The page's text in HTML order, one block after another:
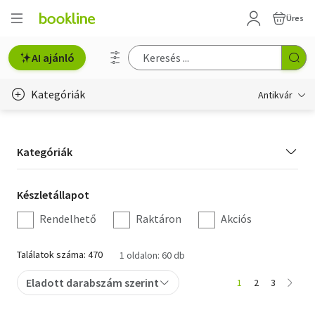
Üres
AI ajánló
Kategóriák Antikvár
Régi képeslap
Életmód, egészség
Erotika
Gyermek- és ifjúsági
Hobbi, szabadidő
Kategória
szűrés
Kategóriák
Készletállapot
szűrés
Készletállapot
Rendelhető
Raktáron Akciós
Találatok száma: 470 1 oldalon: 60 db
Eladott darabszám szerint 1 2 3